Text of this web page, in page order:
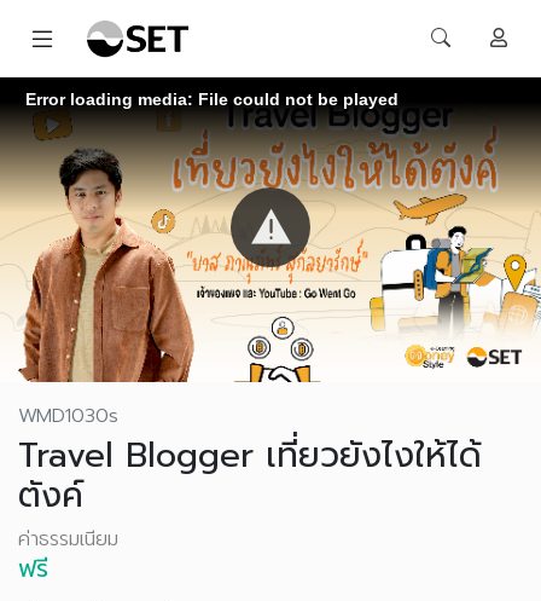
Error loading media: File could not be played
WMD1030s
Travel Blogger เที่ยวยังไงให้ได้
ตังค์
ค่าธรรมเนียม
ฟรี